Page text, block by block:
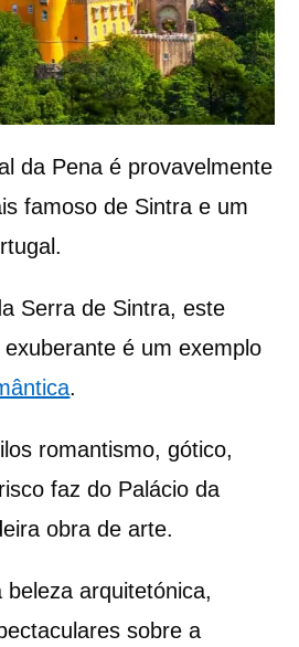
da Pena é provavelmente
famoso de Sintra e um
Serra de Sintra, este
é um exemplo
.
romantismo, gótico,
faz do Palácio da
obra de arte.
arquitetónica,
sobre a